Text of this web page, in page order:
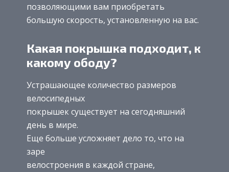
позволяющими вам приобретать
большую скорость, установленную на вас.
Какая покрышка подходит, к
какому ободу?
Устрашающее количество размеров
велосипедных
покрышек существует на сегодняшний
день в мире.
Еще больше усложняет дело то, что на
заре
велостроения в каждой стране,